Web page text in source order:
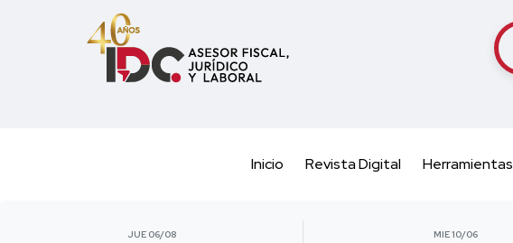
Inicio Revista Digital Herramientas
JUE 06/08 MIE 10/06